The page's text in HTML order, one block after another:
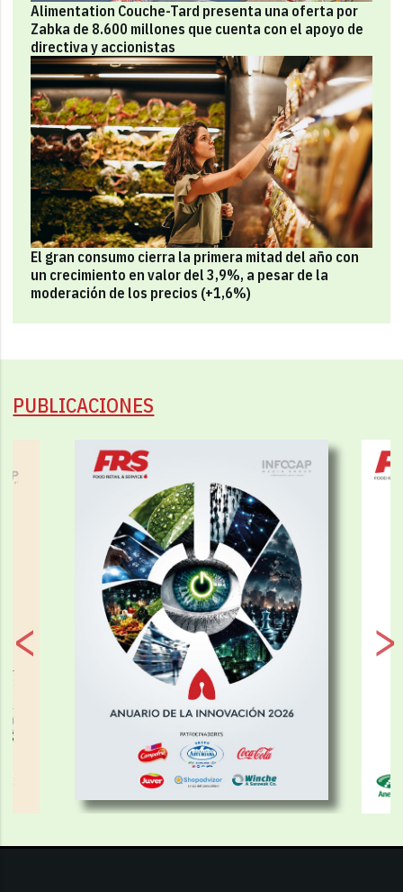
Alimentation Couche-Tard presenta una oferta por
Zabka de 8.600 millones que cuenta con el apoyo de
directiva y accionistas
El gran consumo cierra la primera mitad del año con
un crecimiento en valor del 3,9%, a pesar de la
moderación de los precios (+1,6%)
PUBLICACIONES